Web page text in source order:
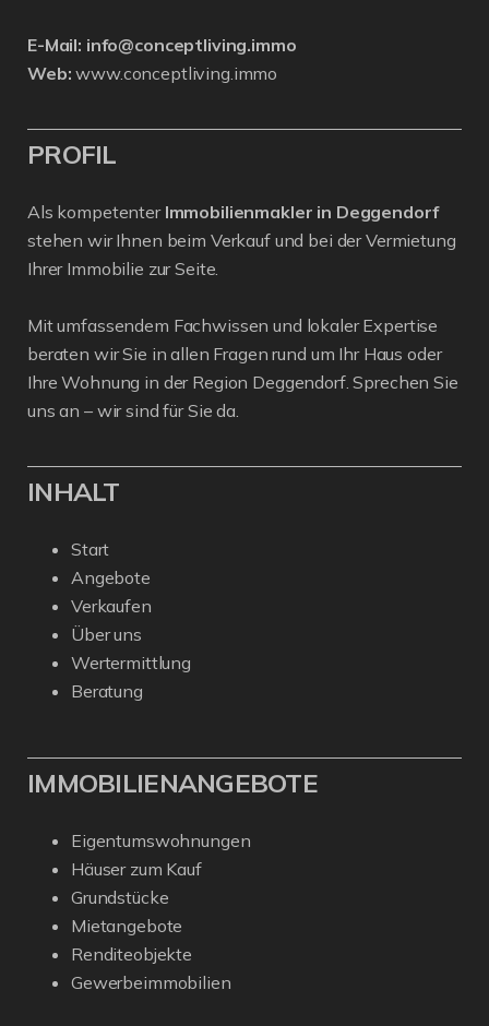
E-Mail: info@conceptliving.immo
Web: www.conceptliving.immo
PROFIL
Als kompetenter Immobilienmakler in Deggendorf
stehen wir Ihnen beim Verkauf und bei der Vermietung
Ihrer Immobilie zur Seite.
Mit umfassendem Fachwissen und lokaler Expertise
beraten wir Sie in allen Fragen rund um Ihr Haus oder
Ihre Wohnung in der Region Deggendorf. Sprechen Sie
uns an – wir sind für Sie da.
INHALT
Start
Angebote
Verkaufen
Über uns
Wertermittlung
Beratung
IMMOBILIENANGEBOTE
Eigentumswohnungen
Häuser zum Kauf
Grundstücke
Mietangebote
Renditeobjekte
Gewerbeimmobilien